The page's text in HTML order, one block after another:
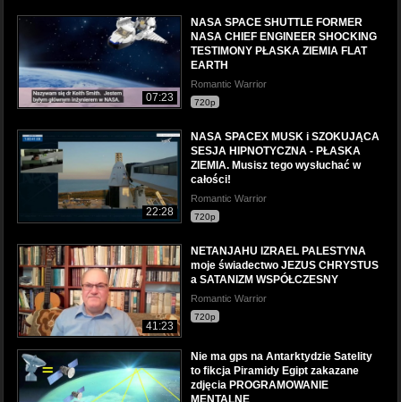
07:23
NASA SPACE SHUTTLE FORMER
NASA CHIEF ENGINEER SHOCKING
TESTIMONY PŁASKA ZIEMIA FLAT
EARTH
Romantic Warrior
720p
22:28
NASA SPACEX MUSK i SZOKUJĄCA
SESJA HIPNOTYCZNA - PŁASKA
ZIEMIA. Musisz tego wysłuchać w
całości!
Romantic Warrior
720p
41:23
NETANJAHU IZRAEL PALESTYNA
moje świadectwo JEZUS CHRYSTUS
a SATANIZM WSPÓŁCZESNY
Romantic Warrior
720p
Nie ma gps na Antarktydzie Satelity
to fikcja Piramidy Egipt zakazane
zdjęcia PROGRAMOWANIE
MENTALNE